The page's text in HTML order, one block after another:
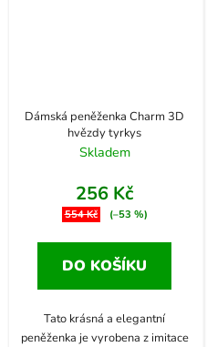
Dámská peněženka Charm 3D
hvězdy tyrkys
Skladem
256 Kč
554 Kč (–53 %)
DO KOŠÍKU
Tato krásná a elegantní
peněženka je vyrobena z imitace